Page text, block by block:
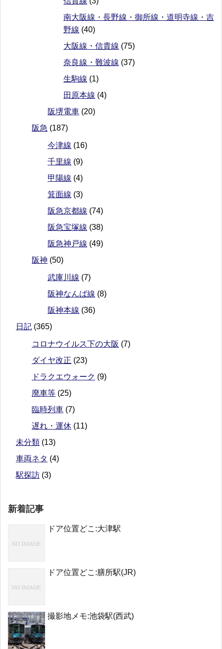
南大阪線・長野線・御所線・道明寺線・吉
野線 (40)
大阪線・信貴線 (75)
奈良線・難波線 (37)
生駒線 (1)
田原本線 (4)
阪堺電車 (20)
阪急 (187)
今津線 (16)
千里線 (9)
甲陽線 (4)
箕面線 (3)
阪急京都線 (74)
阪急宝塚線 (38)
阪急神戸線 (49)
阪神 (50)
武庫川線 (7)
阪神なんば線 (8)
阪神本線 (36)
日記 (365)
コロナウイルス下の大阪 (7)
ダイヤ改正 (23)
ドラクエウォーク (9)
廃車等 (25)
臨時列車 (7)
遅れ・運休 (11)
未分類 (13)
車両ネタ (4)
駅探訪 (3)
新着記事
ドア位置どこ:大津駅
ドア位置どこ:膳所駅(JR)
撮影地メモ:池袋駅(西武)